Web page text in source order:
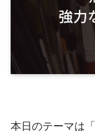
本日のテーマは「